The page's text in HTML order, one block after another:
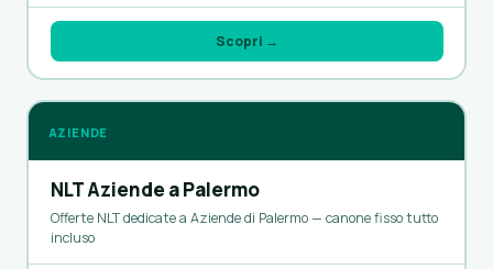
Scopri →
AZIENDE
NLT Aziende a Palermo
Offerte NLT dedicate a Aziende di Palermo — canone fisso tutto
incluso